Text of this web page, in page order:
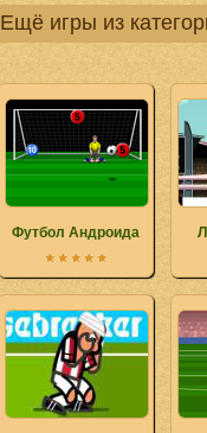
Ещё игры из
Футбол Андроида